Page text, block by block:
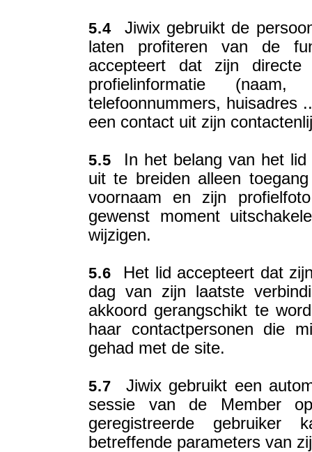
5.4 Jiwix gebruikt de
laten profiteren van de
accepteert dat zijn
profielinformatie
telefoonnummers, huisadres
een contact uit zijn
5.5 In het belang van het lid
uit te breiden alleen
voornaam en zijn
gewenst moment
wijzigen.
5.6 Het lid accepteert dat
dag van zijn laatste
akkoord gerangschikt te
haar contactpersonen die
gehad met de site.
5.7 Jiwix gebruikt een
sessie van de Member
geregistreerde
betreffende parameters van